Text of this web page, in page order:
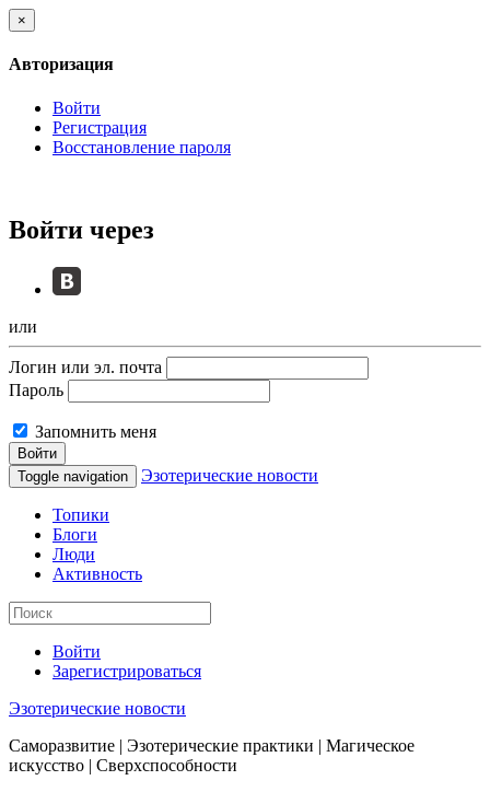
×
Авторизация
Войти
Регистрация
Восстановление пароля
Войти через
или
Логин или эл. почта
Пароль
Запомнить меня
Войти
Toggle navigation
Эзотерические новости
Топики
Блоги
Люди
Активность
Войти
Зарегистрироваться
Эзотерические новости
Саморазвитие | Эзотерические практики | Магическое
искусство | Сверхспособности